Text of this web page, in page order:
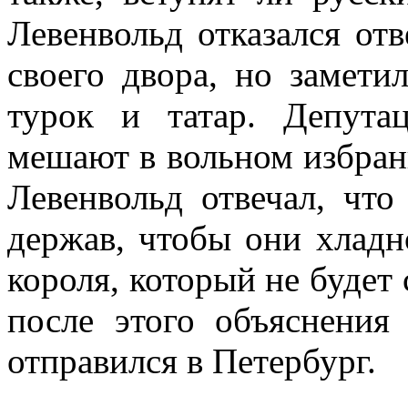
Левенвольд отказался
своего двора, но
турок и татар.
мешают в вольном
Левенвольд отвечал,
держав, чтобы они
короля, который не
после этого
отправился в Петербург.